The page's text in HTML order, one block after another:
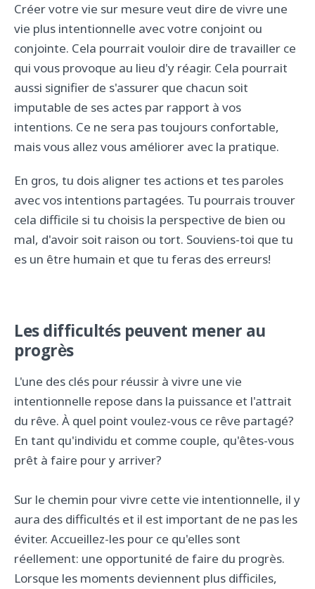
Créer votre vie sur mesure veut dire de vivre une
vie plus intentionnelle avec votre conjoint ou
conjointe. Cela pourrait vouloir dire de travailler ce
qui vous provoque au lieu d'y réagir. Cela pourrait
aussi signifier de s'assurer que chacun soit
imputable de ses actes par rapport à vos
intentions. Ce ne sera pas toujours confortable,
mais vous allez vous améliorer avec la pratique.
En gros, tu dois aligner tes actions et tes paroles
avec vos intentions partagées. Tu pourrais trouver
cela difficile si tu choisis la perspective de bien ou
mal, d'avoir soit raison ou tort. Souviens-toi que tu
es un être humain et que tu feras des erreurs!
Les difficultés peuvent mener au
progrès
L'une des clés pour réussir à vivre une vie
intentionnelle repose dans la puissance et l'attrait
du rêve. À quel point voulez-vous ce rêve partagé?
En tant qu'individu et comme couple, qu'êtes-vous
prêt à faire pour y arriver?
Sur le chemin pour vivre cette vie intentionnelle, il y
aura des difficultés et il est important de ne pas les
éviter. Accueillez-les pour ce qu'elles sont
réellement: une opportunité de faire du progrès.
Lorsque les moments deviennent plus difficiles,